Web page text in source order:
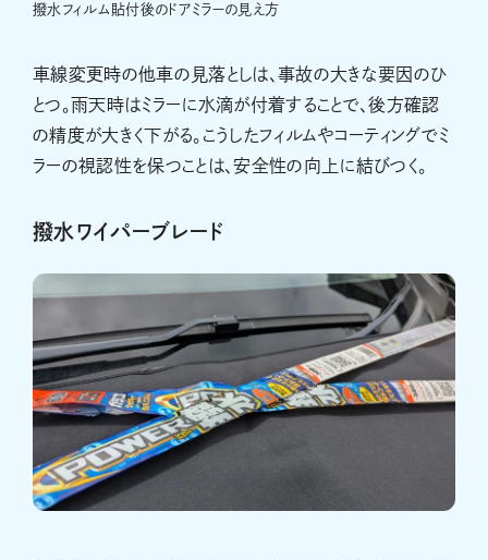
撥水フィルム貼付後のドアミラーの見え方
車線変更時の他車の見落としは、事故の大きな要因のひ
とつ。雨天時はミラーに水滴が付着することで、後方確認
の精度が大きく下がる。こうしたフィルムやコーティングでミ
ラーの視認性を保つことは、安全性の向上に結びつく。
撥水ワイパーブレード